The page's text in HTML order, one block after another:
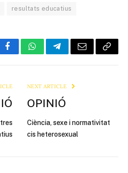
resultats educatius
FacebookWhatsAppTelegramEmail Copy
NEXT ARTICLE
OPINIÓ
Ciència, sexe i normativitat
cis heterosexual